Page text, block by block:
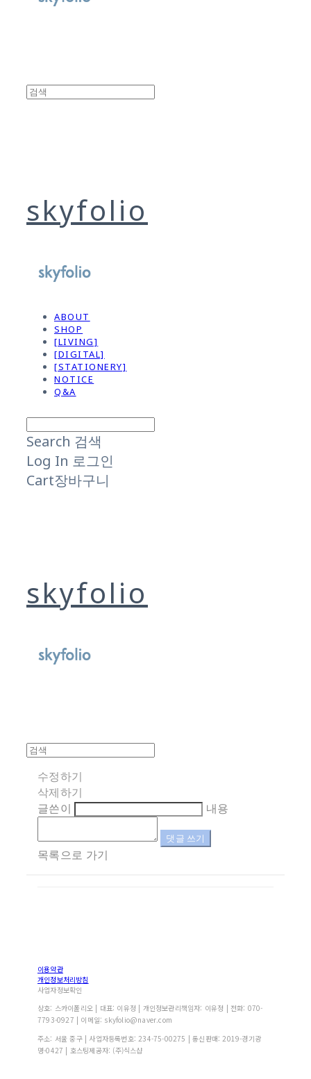
skyfolio
ABOUT
SHOP
[LIVING]
[DIGITAL]
[STATIONERY]
NOTICE
Q&A
Search 검색
Log In 로그인
Cart장바구니
skyfolio
수정하기
삭제하기
글쓴이
내용
댓글 쓰기
목록으로 가기
이용약관
개인정보처리방침
사업자정보확인
상호: 스카이폴리오 | 대표: 이유정 | 개인정보관리책임자: 이유정 | 전화: 070-
7793-0927 | 이메일: skyfolio@naver.com
주소: 서울 중구 | 사업자등록번호: 234-75-00275 | 통신판매: 2019-경기광
명-0427 | 호스팅제공자: (주)식스샵